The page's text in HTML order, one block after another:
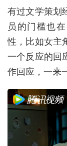
有过文学策划
员的门槛也
性，比如女主
一个反应的回
作回应，一来